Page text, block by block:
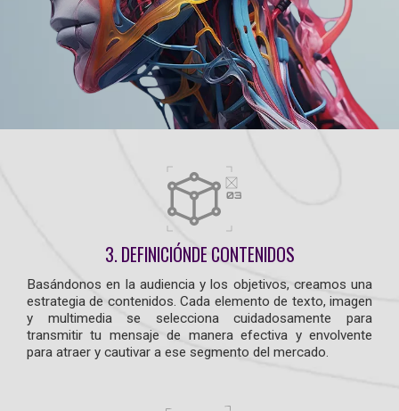
3. DEFINICIÓNDE CONTENIDOS
Basándonos en la audiencia y los objetivos, creamos una
estrategia de contenidos. Cada elemento de texto, imagen
y multimedia se selecciona cuidadosamente para
transmitir tu mensaje de manera efectiva y envolvente
para atraer y cautivar a ese segmento del mercado.